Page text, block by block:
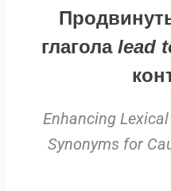
глагола lead
Enhancing
Synonyms for